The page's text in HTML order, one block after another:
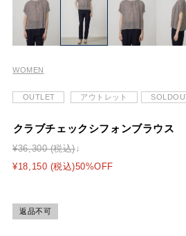
WOMEN
OUTLET アウトレット
クラブチェックシフォンブラウス
¥36,300 (税込)
¥18,150 (税込)50%OFF
返品不可